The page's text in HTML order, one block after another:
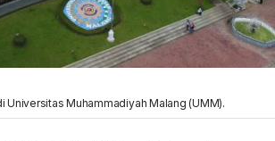
Universitas Muhammadiyah Malang (UMM).